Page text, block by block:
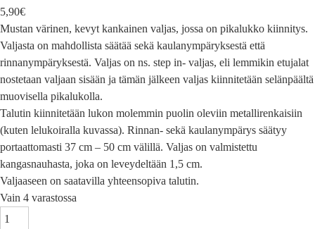
5,90€
Mustan värinen, kevyt kankainen valjas, jossa on pikalukko kiinnitys.
Valjasta on mahdollista säätää sekä kaulanympäryksestä että
rinnanympäryksestä. Valjas on ns. step in- valjas, eli lemmikin etujalat
nostetaan valjaan sisään ja tämän jälkeen valjas kiinnitetään selänpäältä
muovisella pikalukolla.
Talutin kiinnitetään lukon molemmin puolin oleviin metallirenkaisiin
(kuten lelukoiralla kuvassa). Rinnan- sekä kaulanympärys säätyy
portaattomasti 37 cm – 50 cm välillä. Valjas on valmistettu
kangasnauhasta, joka on leveydeltään 1,5 cm.
Valjaaseen on saatavilla yhteensopiva talutin.
Vain 4 varastossa